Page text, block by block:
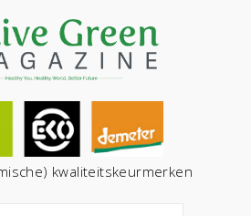
kwaliteitskeurmerken